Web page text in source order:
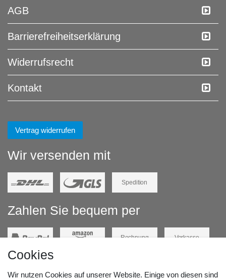
AGB
Barrierefreiheitserklärung
Widerrufs­recht
Kontakt
Vertrag widerrufen
Wir versenden mit
Spedition
Zahlen Sie bequem per
Rechnung Vorkasse
Cookies
Wir nutzen Cookies auf unserer Website. Einige von diesen sind